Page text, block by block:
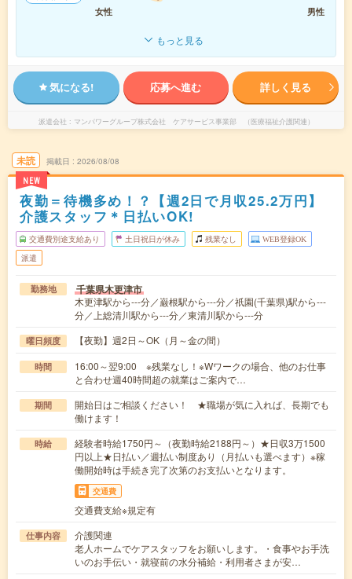
女性
男性
もっと見る
気になる! 応募へ進む 詳しく見る
派遣会社 マンパワーグループ株式会社 ケアサービス事業部 （医療福祉介護関連）
未読
NEW
掲載日 2026/08/08
夜勤＝待機多め！？【週2日で月収25.2万円】
介護スタッフ＊日払いOK!
交通費別途支給あり 土日祝日が休み 残業なし WEB登録OK
派遣
勤務地 千葉県木更津市
木更津駅から---分／巌根駅から---分／祇園(千葉県)駅から---
分／上総清川駅から---分／東清川駅から---分
曜日頻度 【夜勤】週2日～OK（月～金の間）
時間
16:00～翌9:00 ※残業なし！※Wワークの場合、他のお仕事
と合わせ週40時間超の就業はご案内で…
期間
開始日はご相談ください！ ★職場が気に入れば、長期でも
働けます！
時給
経験者時給1750円～（夜勤時給2188円～）★日収3万1500
円以上★日払い／週払い制度あり（月払いも選べます）※稼
働開始時は手続き完了次第のお支払いとなります。
交通費
交通費支給※規定有
仕事内容
介護関連
老人ホームでケアスタッフをお願いします。・食事やお手洗
いのお手伝い・就寝前の水分補給・利用者さまが安…